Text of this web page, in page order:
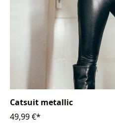
Catsuit metallic
49,99 €*